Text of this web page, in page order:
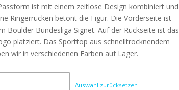
ist mit einem zeitlose Design kombiniert und
Ringerrücken betont die Figur. Die Vorderseite ist
Boulder Bundesliga Signet. Auf der Rückseite ist das
platziert. Das Sporttop aus schnelltrocknendem
wir in verschiedenen Farben auf Lager.
Auswahl zurücksetzen